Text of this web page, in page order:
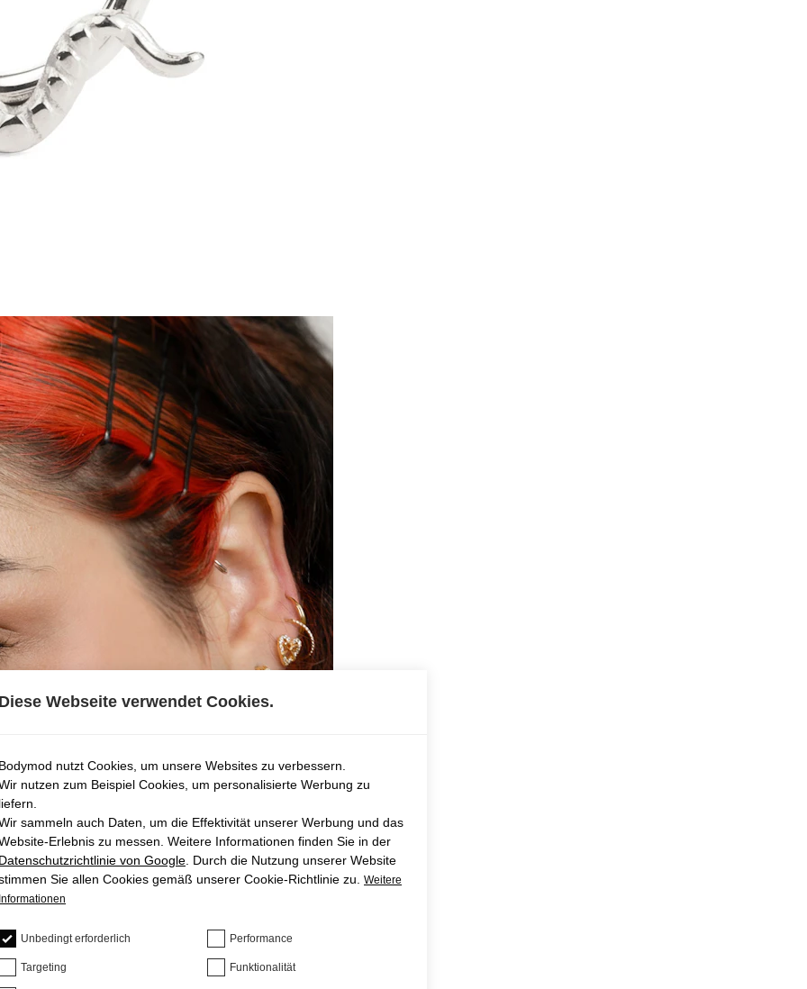
Webseite verwendet Cookies.
nutzt Cookies, um unsere Websites zu verbessern.
nutzen zum Beispiel Cookies, um personalisierte Werbung zu
sammeln auch Daten, um die Effektivität unserer Werbung und das
Erlebnis zu messen. Weitere Informationen finden Sie in der
von Google . Durch die Nutzung unserer Website
Sie allen Cookies gemäß unserer Cookie-Richtlinie zu. Weitere
Unbedingt erforderlich Performance
Targeting Funktionalität